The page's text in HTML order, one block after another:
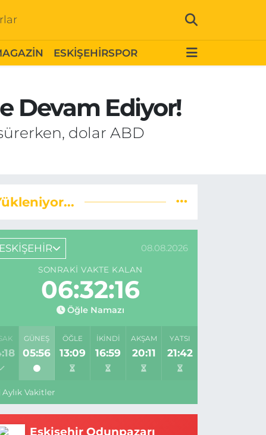
ESKİŞEHİRSPOR
Devam Ediyor!
dolar ABD
ESKİŞEHİR 08.08.2026
SONRAKI VAKTE KALAN
06:32:15
Öğle Namazı
GÜNEŞ
05:56
ÖĞLE
13:09
İKINDI
16:59
AKŞAM
20:11
YATSI
21:42
Aylık Vakitler
Eskişehir Odunpazarı